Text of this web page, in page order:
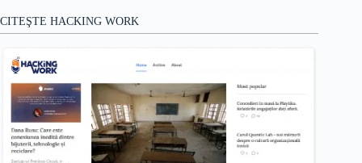
CITEŞTE HACKING WORK